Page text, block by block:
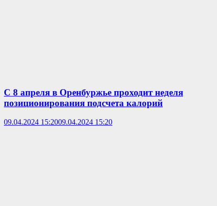
С 8 апреля в Оренбуржье проходит неделя
позиционирования подсчета калорий
09.04.2024 15:2009.04.2024 15:20